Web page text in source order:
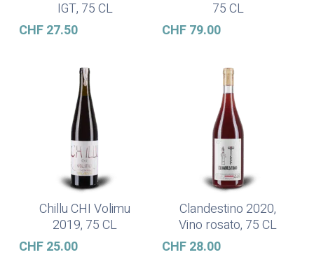
IGT, 75 CL
CHF27.50
75 CL
CHF79.00
Ajouter Au Panier
Chillu CHI Volimu
2019, 75 CL
CHF25.00
Ajouter Au Panier
Clandestino 2020,
Vino rosato, 75 CL
CHF28.00